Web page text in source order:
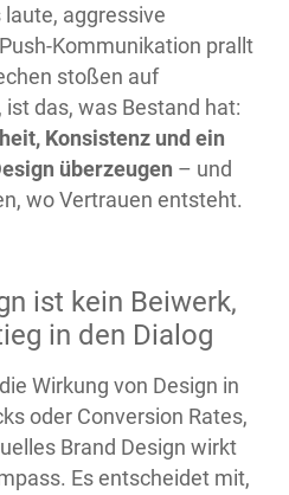
laute, aggressive
Kommunikation prallt
stoßen auf
das, was Bestand hat:
Konsistenz und ein
überzeugen – und
wo Vertrauen entsteht.
ist kein Beiwerk,
in den Dialog
Wirkung von Design in
oder Conversion Rates,
Brand Design wirkt
Es entscheidet mit,